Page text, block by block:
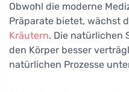
Obwohl die moderne
Präparate bietet, wächst
Kräutern. Die natürlichen
den Körper besser
natürlichen Prozesse